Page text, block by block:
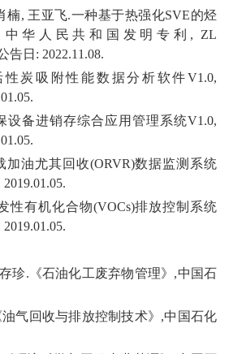
楠, 王亚飞.一种基于热强化SVE的烃
华人民共和国发明专利, ZL
告日: 2022.11.08.
性炭吸附性能数据分析软件V1.0,
设备进销存综合应用管理系统V1.0,
加油尤其回收(ORVR)数据监测系统
性有机化合物(VOCs)排放控制系统
珍.《石油化工废弃物管理》,中国石
油气回收与排放控制技术》,中国石化